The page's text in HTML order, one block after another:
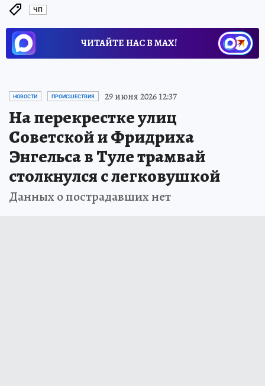
ЧП
ЧИТАЙТЕ НАС В МАХ!
НОВОСТИ ПРОИСШЕСТВИЯ 29 июня 2026 12:37
На перекрестке улиц
Советской и Фридриха
Энгельса в Туле трамвай
столкнулся с легковушкой
Данных о пострадавших нет